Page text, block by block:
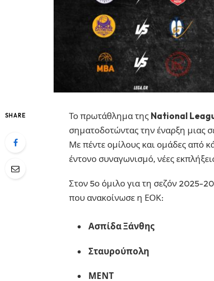
SHARE Το πρωτάθλημα της National
σηματοδοτώντας την έναρξη μιας
Με πέντε ομίλους και ομάδες από
έντονο συναγωνισμό, νέες
Στον 5ο όμιλο για τη σεζόν 2025-
που ανακοίνωσε η ΕΟΚ:
Ασπίδα Ξάνθης
Σταυρούπολη
ΜΕΝΤ